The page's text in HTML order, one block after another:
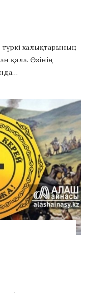
түркі халықтарының
қала. Өзінің